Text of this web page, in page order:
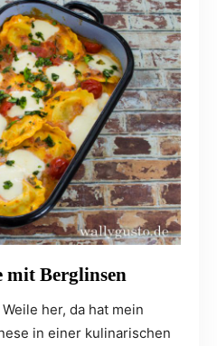
mit Berglinsen
her, da hat mein
in einer kulinarischen